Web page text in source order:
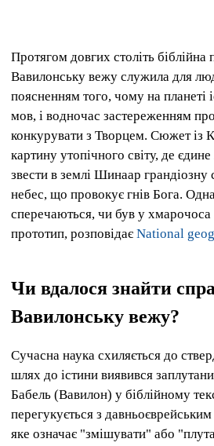
Протягом довгих століть біблійна
Вавилонську вежу служила для
поясненням того, чому на планеті
мов, і водночас застереженням
конкурувати з Творцем. Сюжет із
картину утопічного світу, де
звести в землі Шинаар
небес, що провокує гнів Бога.
сперечаються, чи був у хмарочоса
прототип, розповідає National
Чи вдалося знайти
Вавилонську вежу?
Сучасна наука схиляється до
шлях до істини виявився
Бабель (Вавилон) у біблійному
перегукується з
яке означає "змішувати" або